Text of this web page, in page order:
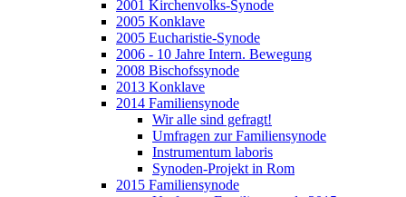
2001 Kirchenvolks-Synode
2005 Konklave
2005 Eucharistie-Synode
2006 - 10 Jahre Intern. Bewegung
2008 Bischofssynode
2013 Konklave
2014 Familiensynode
Wir alle sind gefragt!
Umfragen zur Familiensynode
Instrumentum laboris
Synoden-Projekt in Rom
2015 Familiensynode